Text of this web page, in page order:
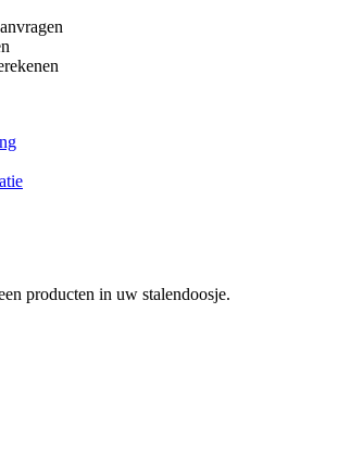
producten in uw stalendoosje.